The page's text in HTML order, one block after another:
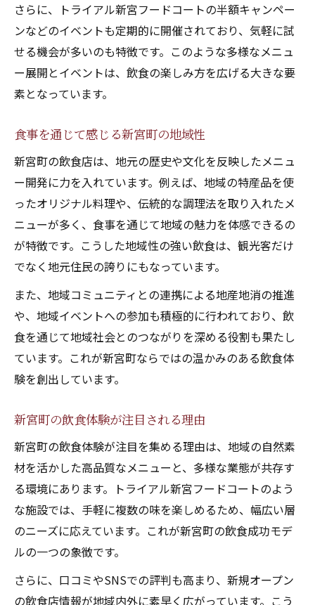
さらに、トライアル新宮フードコートの半額キャンペー
ンなどのイベントも定期的に開催されており、気軽に試
せる機会が多いのも特徴です。このような多様なメニュ
ー展開とイベントは、飲食の楽しみ方を広げる大きな要
素となっています。
食事を通じて感じる新宮町の地域性
新宮町の飲食店は、地元の歴史や文化を反映したメニュ
ー開発に力を入れています。例えば、地域の特産品を使
ったオリジナル料理や、伝統的な調理法を取り入れたメ
ニューが多く、食事を通じて地域の魅力を体感できるの
が特徴です。こうした地域性の強い飲食は、観光客だけ
でなく地元住民の誇りにもなっています。
また、地域コミュニティとの連携による地産地消の推進
や、地域イベントへの参加も積極的に行われており、飲
食を通じて地域社会とのつながりを深める役割も果たし
ています。これが新宮町ならではの温かみのある飲食体
験を創出しています。
新宮町の飲食体験が注目される理由
新宮町の飲食体験が注目を集める理由は、地域の自然素
材を活かした高品質なメニューと、多様な業態が共存す
る環境にあります。トライアル新宮フードコートのよう
な施設では、手軽に複数の味を楽しめるため、幅広い層
のニーズに応えています。これが新宮町の飲食成功モデ
ルの一つの象徴です。
さらに、口コミやSNSでの評判も高まり、新規オープン
の飲食店情報が地域内外に素早く広がっています。こう